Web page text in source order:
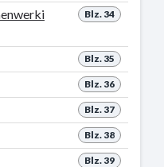
Blz. 34
Blz. 35
Blz. 36
Blz. 37
Blz. 38
Blz. 39